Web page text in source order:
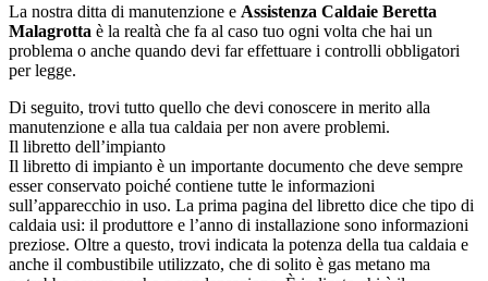
La nostra ditta di manutenzione e Assistenza Caldaie Beretta
Malagrotta è la realtà che fa al caso tuo ogni volta che hai un
problema o anche quando devi far effettuare i controlli obbligatori
per legge.
Di seguito, trovi tutto quello che devi conoscere in merito alla
manutenzione e alla tua caldaia per non avere problemi.
Il libretto dell’impianto
Il libretto di impianto è un importante documento che deve sempre
esser conservato poiché contiene tutte le informazioni
sull’apparecchio in uso. La prima pagina del libretto dice che tipo di
caldaia usi: il produttore e l’anno di installazione sono informazioni
preziose. Oltre a questo, trovi indicata la potenza della tua caldaia e
anche il combustibile utilizzato, che di solito è gas metano ma